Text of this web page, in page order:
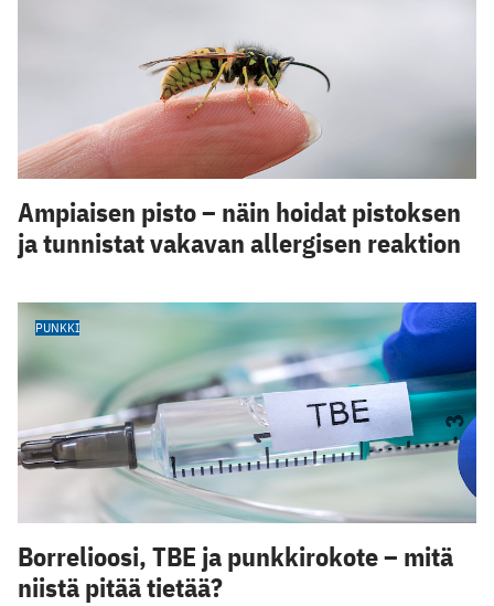
Ampiaisen pisto – näin hoidat pistoksen
ja tunnistat vakavan allergisen reaktion
PUNKKI
Borrelioosi, TBE ja punkkirokote – mitä
niistä pitää tietää?